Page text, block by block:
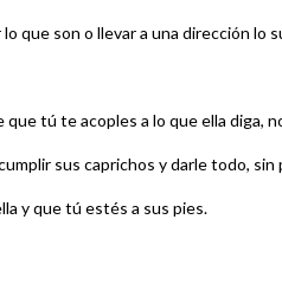
que son o llevar a una dirección lo
que tú te acoples a lo que ella diga,
sus caprichos y darle todo,
y que tú estés a sus pies.